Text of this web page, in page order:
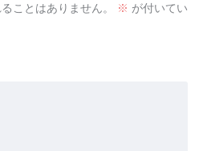
ことはありません。 ※ が付いてい